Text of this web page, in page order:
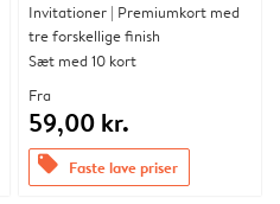
Invitationer | Premiumkort med
tre forskellige finish
Sæt med 10 kort
Fra
59,00 kr.
offers Faste lave priser